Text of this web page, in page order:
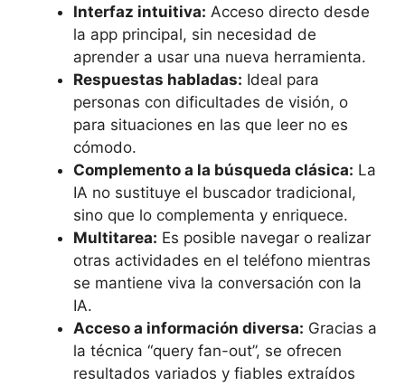
Interfaz intuitiva: Acceso directo desde
la app principal, sin necesidad de
aprender a usar una nueva herramienta.
Respuestas habladas: Ideal para
personas con dificultades de visión, o
para situaciones en las que leer no es
cómodo.
Complemento a la búsqueda clásica: La
IA no sustituye el buscador tradicional,
sino que lo complementa y enriquece.
Multitarea: Es posible navegar o realizar
otras actividades en el teléfono mientras
se mantiene viva la conversación con la
IA.
Acceso a información diversa: Gracias a
la técnica “query fan-out”, se ofrecen
resultados variados y fiables extraídos